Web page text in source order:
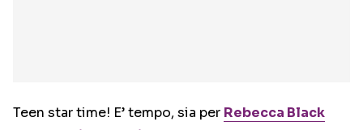
Teen star time! E’ tempo, sia per Rebecca Black